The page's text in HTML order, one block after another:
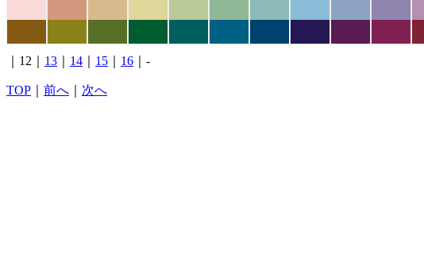
｜12｜ 13 14 15 16 ｜-
TOP 前へ 次へ